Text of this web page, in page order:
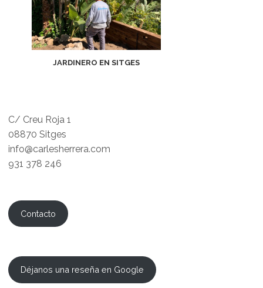
JARDINERO EN SITGES
C/ Creu Roja 1
08870 Sitges
info@carlesherrera.com
931 378 246
Contacto
Déjanos una reseña en Google